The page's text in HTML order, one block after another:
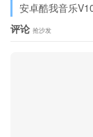
安卓酷我音乐
评论 抢沙发